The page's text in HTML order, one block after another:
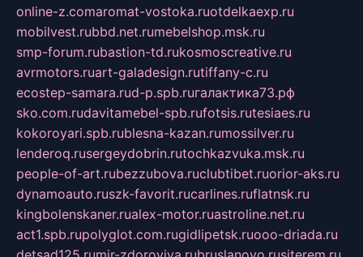
online-z.comaromat-vostoka.ruotdelkaexp.ru
mobilvest.rubbd.net.rumebelshop.msk.ru
smp-forum.rubastion-td.rukosmoscreative.ru
avrmotors.ruart-galadesign.rutiffany-c.ru
ecostep-samara.rud-p.spb.ruгалактика73.рф
sko.com.rudavitamebel-spb.rufotsis.rutesiaes.ru
kokoroyari.spb.rublesna-kazan.rumossilver.ru
lenderoq.rusergeydobrin.rutochkazvuka.msk.ru
people-of-art.rubezzubova.ruclubtibet.ruorior-aks.ru
dynamoauto.ruszk-favorit.rucarlines.ruflatnsk.ru
kingbolenskaner.rualex-motor.ruastroline.net.ru
act1.spb.rupolyglot.com.rugidlipetsk.ruooo-driada.ru